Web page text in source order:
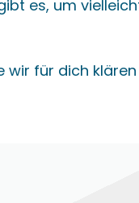
es, um
für dich